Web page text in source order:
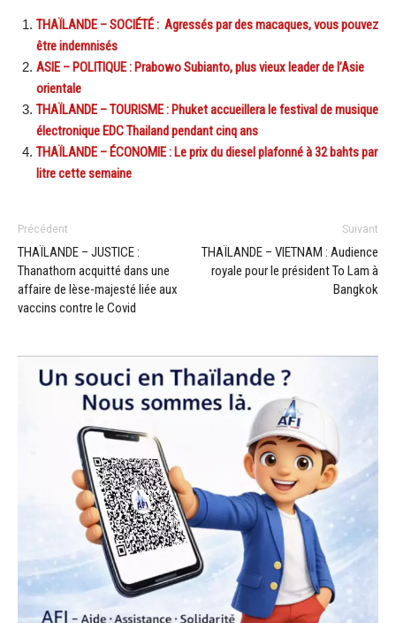
THAÏLANDE – SOCIÉTÉ : Agressés par des macaques, vous pouvez
être indemnisés
ASIE – POLITIQUE : Prabowo Subianto, plus vieux leader de l’Asie
orientale
THAÏLANDE – TOURISME : Phuket accueillera le festival de musique
électronique EDC Thailand pendant cinq ans
THAÏLANDE – ÉCONOMIE : Le prix du diesel plafonné à 32 bahts par
litre cette semaine
Précédent
THAÏLANDE – JUSTICE :
Thanathorn acquitté dans une
affaire de lèse-majesté liée aux
vaccins contre le Covid
Suivant
THAÏLANDE – VIETNAM : Audience
royale pour le président To Lam à
Bangkok